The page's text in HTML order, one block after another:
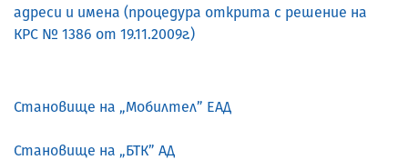
адреси и имена (процедура открита с решение на
КРС № 1386 от 19.11.2009г.)
Становище на „Мобилтел” ЕАД
Становище на „БТК” АД